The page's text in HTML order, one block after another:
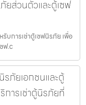
ยส่วนตัวและตู้เซฟ
บการเช่าตู้เซฟนิรภัย เพื่อ
ฟ.c
ภัยเอกชนและตู้
การเช่าตู้นิรภัยที่